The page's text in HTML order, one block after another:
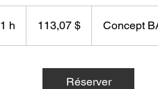
1 h 113,07 $ Concept
Réserver